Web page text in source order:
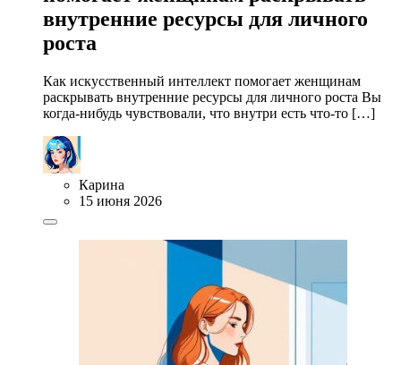
внутренние ресурсы для личного
роста
Как искусственный интеллект помогает женщинам
раскрывать внутренние ресурсы для личного роста Вы
когда-нибудь чувствовали, что внутри есть что-то […]
Карина
15 июня 2026